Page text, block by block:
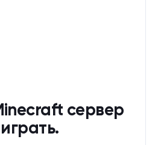
сервер